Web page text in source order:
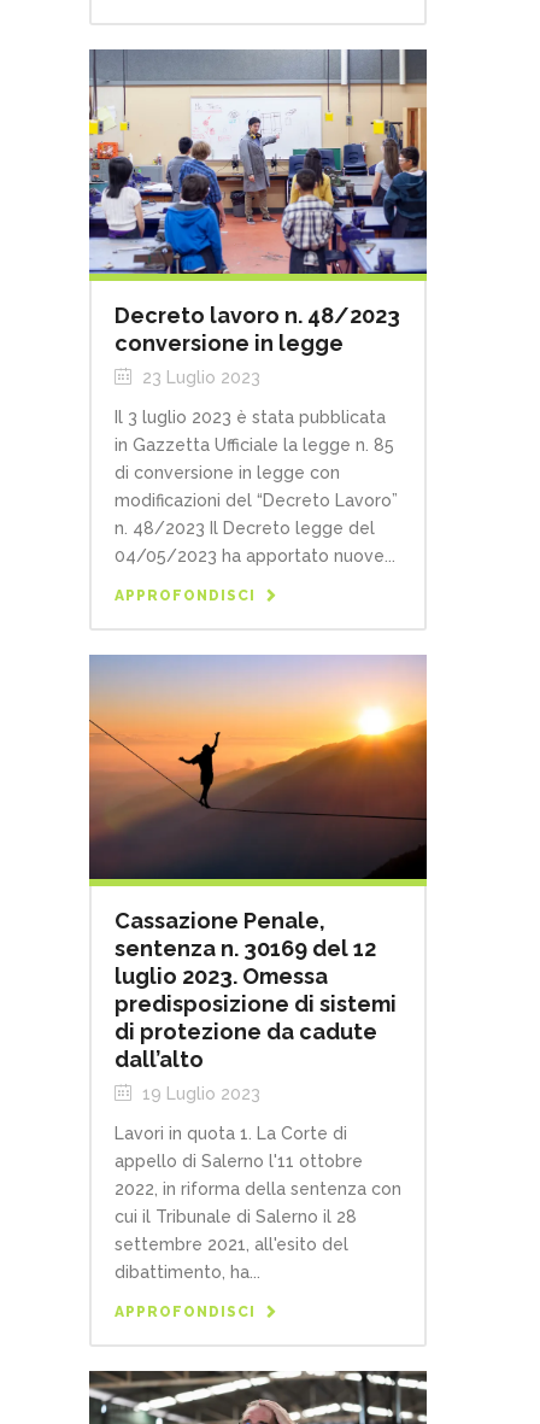
Decreto lavoro n. 48/2023
conversione in legge
23 Luglio 2023
Il 3 luglio 2023 è stata pubblicata
in Gazzetta Ufficiale la legge n. 85
di conversione in legge con
modificazioni del “Decreto Lavoro”
n. 48/2023 Il Decreto legge del
04/05/2023 ha apportato nuove...
APPROFONDISCI
Cassazione Penale,
sentenza n. 30169 del 12
luglio 2023. Omessa
predisposizione di sistemi
di protezione da cadute
dall’alto
19 Luglio 2023
Lavori in quota 1. La Corte di
appello di Salerno l'11 ottobre
2022, in riforma della sentenza con
cui il Tribunale di Salerno il 28
settembre 2021, all'esito del
dibattimento, ha...
APPROFONDISCI